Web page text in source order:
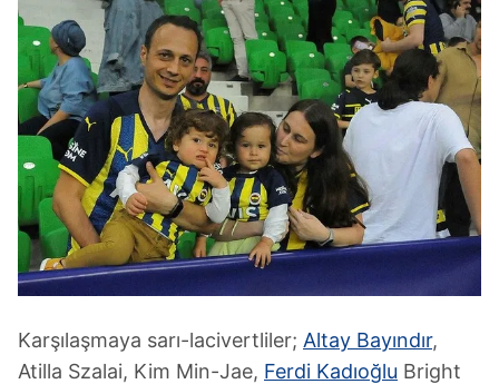
Karşılaşmaya sarı-lacivertliler; Altay Bayındır,
Atilla Szalai, Kim Min-Jae, Ferdi Kadıoğlu Bright